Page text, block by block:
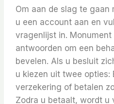
Om aan de slag te gaan
u een account aan en
vragenlijst in.
antwoorden om een
bevelen. Als u besluit
u kiezen uit twee opties:
verzekering of betalen
Zodra u betaalt, wordt u